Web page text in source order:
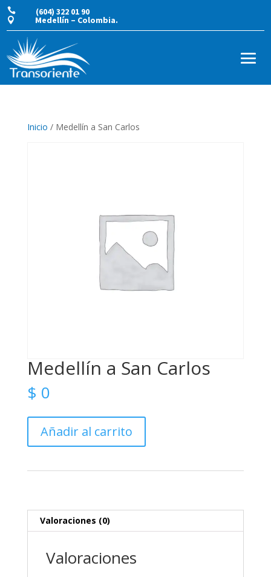
 (604) 322 01 90
 Medellín – Colombia.
Inicio / Medellín a San Carlos
Medellín a San Carlos
$ 0
San
Añadir al carrito
Valoraciones (0)
Valoraciones